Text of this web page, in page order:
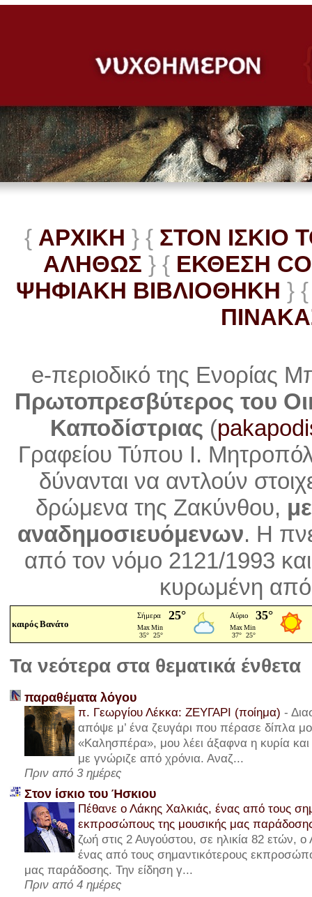
{ ΑΡΧΙΚΗ } { ΣΤΟΝ ΙΣΚΙΟ
ΑΛΗΘΩΣ } { ΕΚΘΕΣΗ
ΨΗΦΙΑΚΗ ΒΙΒΛΙΟΘΗΚΗ } {
e-περιοδικό της Ενορίας
Πρωτοπρεσβύτερος του
Καποδίστριας (
Γραφείου Τύπου Ι.
δύνανται να αντλούν
δρώμενα της Ζακύνθου,
αναδημοσιευόμενων. Η
από τον νόμο 2121/1993
κυρωμένη
καιρός Βανάτο
Τα νεότερα στα θεματικά ένθετα
παραθέματα λόγου
π. Γεωργίου Λέκκα: ΖΕΥΓΑΡΙ (ποίημα) -
απόψε μ’ ένα ζευγάρι που πέρασε δίπλα
«Καλησπέρα», μου λέει άξαφνα η κυρία και
με γνώριζε από χρόνια. Αναζ...
Πριν από 3 ημέρες
Στον ίσκιο του Ήσκιου
Πέθανε ο Λάκης Χαλκιάς, ένας από τους
εκπροσώπους της μουσικής μας
ζωή στις 2 Αυγούστου, σε ηλικία 82 ετών, ο
ένας από τους σημαντικότερους
μας παράδοσης. Την είδηση γ...
Πριν από 4 ημέρες